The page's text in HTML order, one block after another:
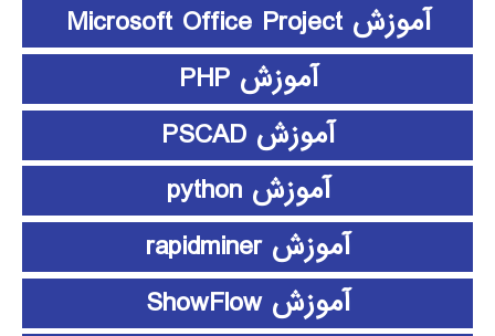
آموزش Microsoft Office Project
آموزش PHP
آموزش PSCAD
آموزش python
آموزش rapidminer
آموزش ShowFlow